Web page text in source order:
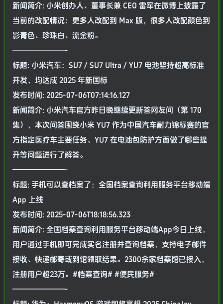
新闻简介: 小米创办人、董事长兼 CEO 雷军在微博上披露了
当前的改配情况：更多人改配到 Max 版，很多人改配颜色到
影青色、珍珠白、流金粉。
———————-
标题: 小米汽车：SU7 / SU7 Ultra / YU7 电池坚持超高标准
开发，均达成 2025 年新国标
发布时间: 2025-07-06T07:14:16.127
新闻简介: 小米汽车官方昨日晚继续更新答网友问（第 170
集），本次问答围绕小米 YU7 作为中国汽车耐力锦标赛的官
方指定医疗车主要任务、YU7 在电池包防护方面做了哪些提
升等问题进行了解答。
———————-
标题: 手机可以查档案了：全国档案查询利用服务平台移动端
App 上线
发布时间: 2025-07-06T18:18:56.323
新闻简介: 全国档案查询利用服务平台移动端App今日上线，
用户通过手机即可完成实名注册并查询档案，支持电子邮件
接收、快递邮寄或到馆领取结果。2300余家档案馆已接入，
注册用户超23万。#档案查询# #便民服务#
———————-